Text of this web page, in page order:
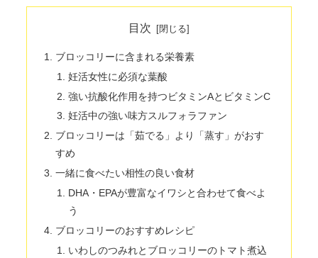
目次
ブロッコリーに含まれる栄養素
妊活女性に必須な葉酸
強い抗酸化作用を持つビタミンAとビタミンC
妊活中の強い味方スルフォラファン
ブロッコリーは「茹でる」より「蒸す」がおす
すめ
一緒に食べたい相性の良い食材
DHA・EPAが豊富なイワシと合わせて食べよ
う
ブロッコリーのおすすめレシピ
いわしのつみれとブロッコリーのトマト煮込